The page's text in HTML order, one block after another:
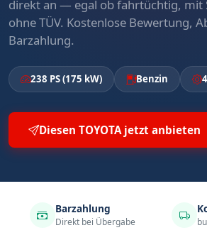
direkt an — egal ob fahrtüchtig, mit
ohne TÜV. Kostenlose Bewertung,
Barzahlung.
238 PS (175 kW) Benzin
Diesen TOYOTA jetzt anbieten
Barzahlung
Direkt bei Übergabe